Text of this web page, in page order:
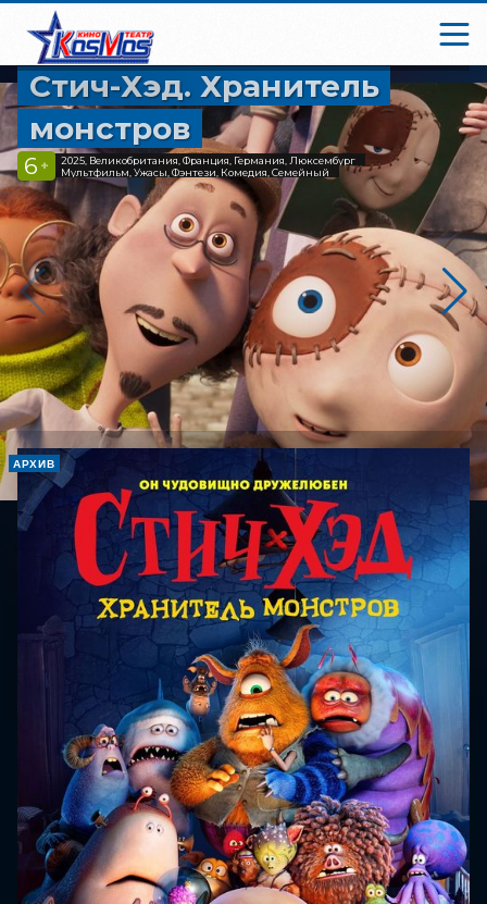
Стич-Хэд. Хранитель
монстров
6 +
2025, Великобритания, Франция, Германия, Люксембург
Мультфильм, Ужасы, Фэнтези, Комедия, Семейный
АРХИВ